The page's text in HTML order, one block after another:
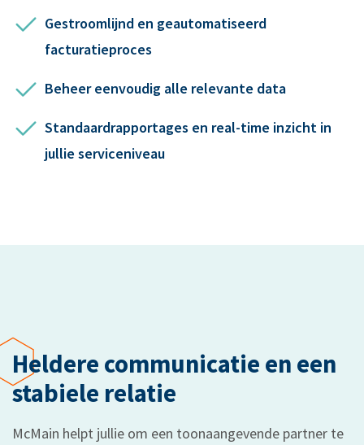
Gestroomlijnd en geautomatiseerd
facturatieproces
Beheer eenvoudig alle relevante data
Standaardrapportages en real-time inzicht in
jullie serviceniveau
Heldere communicatie en een
stabiele relatie
McMain helpt jullie om een toonaangevende partner te